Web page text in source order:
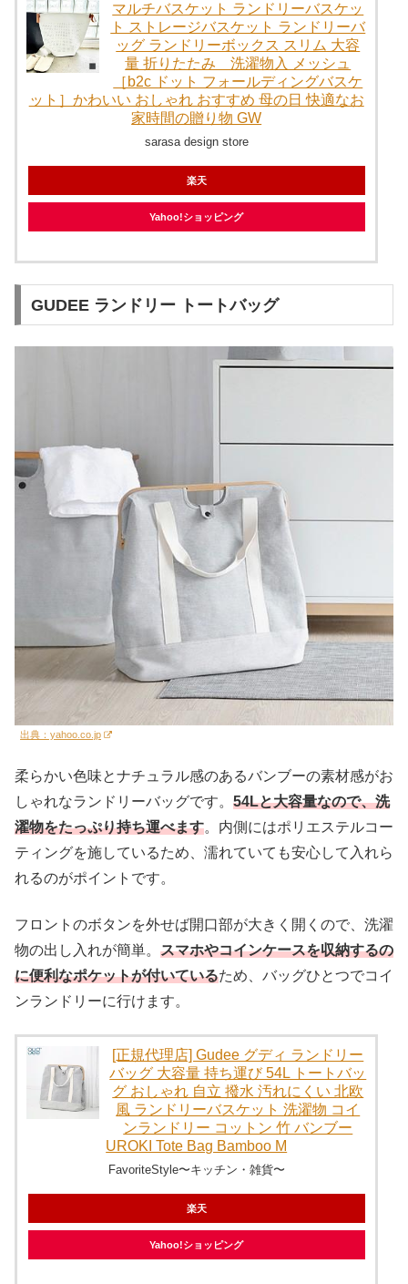
マルチバスケット ランドリーバスケッ
ト ストレージバスケット ランドリーバ
ッグ ランドリーボックス スリム 大容
量 折りたたみ 洗濯物入 メッシュ
［b2c ドット フォールディングバスケ
ット］かわいい おしゃれ おすすめ 母の日 快適なお
家時間の贈り物 GW
sarasa design store
楽天
Yahoo!ショッピング
GUDEE ランドリー トートバッグ
出典：yahoo.co.jp
柔らかい色味とナチュラル感のあるバンブーの素材感がお
しゃれなランドリーバッグです。 54Lと大容量なので、洗
濯物をたっぷり持ち運べます。内側にはポリエステルコー
ティングを施しているため、濡れていても安心して入れら
れるのがポイントです。
フロントのボタンを外せば開口部が大きく開くので、洗濯
物の出し入れが簡単。 スマホやコインケースを収納するの
に便利なポケットが付いているため、バッグひとつでコイ
ンランドリーに行けます。
[正規代理店] Gudee グディ ランドリー
バッグ 大容量 持ち運び 54L トートバッ
グ おしゃれ 自立 撥水 汚れにくい 北欧
風 ランドリーバスケット 洗濯物 コイ
ンランドリー コットン 竹 バンブー
UROKI Tote Bag Bamboo M
FavoriteStyle〜キッチン・雑貨〜
楽天
Yahoo!ショッピング